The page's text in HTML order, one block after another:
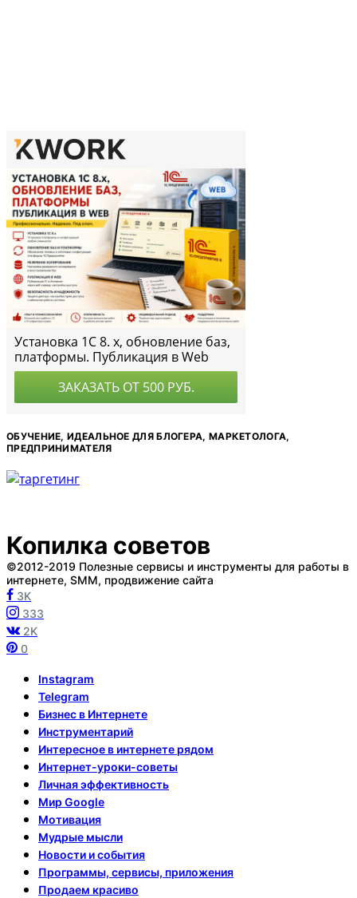
ОБУЧЕНИЕ, ИДЕАЛЬНОЕ ДЛЯ БЛОГЕРА, МАРКЕТОЛОГА,
ПРЕДПРИНИМАТЕЛЯ
Копилка советов
©2012-2019 Полезные сервисы и инструменты для работы в
интернете, SMM, продвижение сайта
3K
333
2K
0
Instagram
Telegram
Бизнес в Интернете
Инструментарий
Интересное в интернете рядом
Интернет-уроки-советы
Личная эффективность
Мир Google
Мотивация
Мудрые мысли
Новости и события
Программы, сервисы, приложения
Продаем красиво